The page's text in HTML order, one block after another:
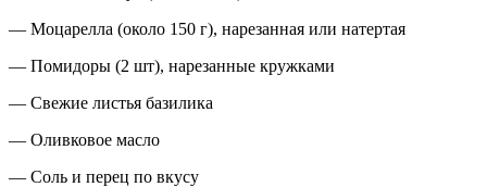
— Моцарелла (около 150 г), нарезанная или натертая
— Помидоры (2 шт), нарезанные кружками
— Свежие листья базилика
— Оливковое масло
— Соль и перец по вкусу